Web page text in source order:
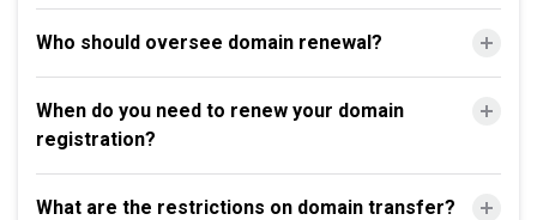
Who should oversee domain renewal?
When do you need to renew your domain
registration?
What are the restrictions on domain transfer?